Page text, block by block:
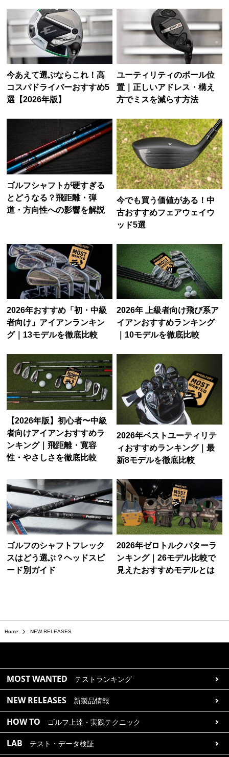
今あえて選ぶならこれ！高
コスパドライバーおすすめ5
選【2026年版】
ユーティリティのボール位
置｜正しいアドレス・構え
方でミスを減らす方法
ゴルフシャフトが硬すぎる
とどうなる？飛距離・弾
道・方向性への影響を解説
今でも買う価値がある！中
古おすすめフェアウェイウ
ッド5選
2026年おすすめ「初・中級
者向け」アイアンランキン
グ｜13モデルを徹底比較
2026年 上級者向け飛び系ア
イアンおすすめランキング
｜10モデルを徹底比較
【2026年版】初心者〜中級
者向けアイアンおすすめラ
ンキング｜飛距離・寛容
性・やさしさを徹底比較
2026年ベストユーティリテ
ィおすすめランキング｜最
新8モデルを徹底比較
ゴルフのシャフトフレック
スはどう選ぶ？ヘッドスピ
ード別ガイド
2026年ゼロトルクパターラ
ンキング｜26モデル比較で
見えたおすすめモデルとは
Home NEW RELEASES
MOST WANTED テストランキング
NEW RELEASES 新製品情報
HOW TO ゴルフ上達・実践テクニック
LAB テスト・データ検証